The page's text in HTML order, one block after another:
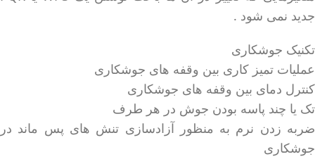
جدید نمی شود .
تکنیک جوشکاری
عملیات تمیز کاری بین وقفه های جوشکاری
کنترل دمای بین وقفه های جوشکاری
تک یا چند پاسه بودن جوش در هر طرف
ضربه زدن نرم به منظور آزادسازی تنش های پس ماند در
جوشکاری